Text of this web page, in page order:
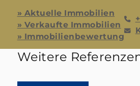
» Aktuelle Immobilien
» Verkaufte Immobilien
» Immobilienbewertung
Weitere